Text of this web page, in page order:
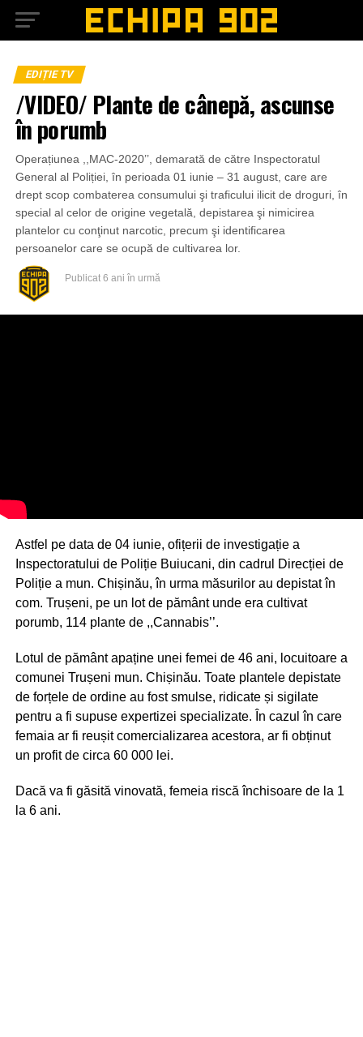
EDIȚIE TV
/VIDEO/ Plante de cânepă, ascunse
în porumb
Operațiunea ,,MAC-2020’’, demarată de către Inspectoratul
General al Poliției, în perioada 01 iunie – 31 august, care are
drept scop combaterea consumului şi traficului ilicit de droguri, în
special al celor de origine vegetală, depistarea şi nimicirea
plantelor cu conţinut narcotic, precum şi identificarea
persoanelor care se ocupă de cultivarea lor.
Publicat 6 ani în urmă
Astfel pe data de 04 iunie, ofițerii de investigație a
Inspectoratului de Poliție Buiucani, din cadrul Direcției de
Poliție a mun. Chișinău, în urma măsurilor au depistat în
com. Trușeni, pe un lot de pământ unde era cultivat
porumb, 114 plante de ,,Cannabis’’.
Lotul de pământ apaține unei femei de 46 ani, locuitoare a
comunei Trușeni mun. Chișinău. Toate plantele depistate
de forțele de ordine au fost smulse, ridicate și sigilate
pentru a fi supuse expertizei specializate. În cazul în care
femaia ar fi reușit comercializarea acestora, ar fi obținut
un profit de circa 60 000 lei.
Dacă va fi găsită vinovată, femeia riscă închisoare de la 1
la 6 ani.